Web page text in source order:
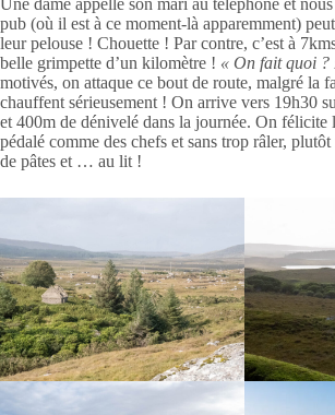
pub (où il est à ce moment-là apparemment)
leur pelouse ! Chouette ! Par contre, c’est à
belle grimpette d’un kilomètre ! « On fait quoi ?
motivés, on attaque ce bout de route, malgré la
chauffent sérieusement ! On arrive vers 19h30
et 400m de dénivelé dans la journée. On félicite
pédalé comme des chefs et sans trop râler,
de pâtes et … au lit !